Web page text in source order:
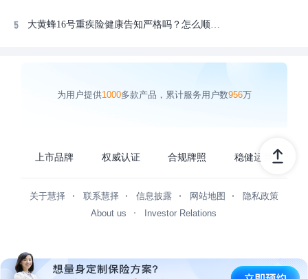
大黄蜂16号重疾险健康告知严格吗？怎么顺利通过核保？
为用户提供1000多款产品，累计服务用户数956万
上市品牌 权威认证 合规牌照 稳健运营
关于慧择 联系慧择 信息披露 网站地图
隐私政策
About us
Investor Relations